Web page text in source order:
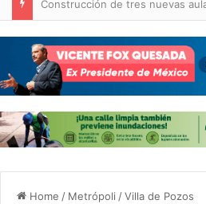
Home / Metrópoli /Villa de Pozos